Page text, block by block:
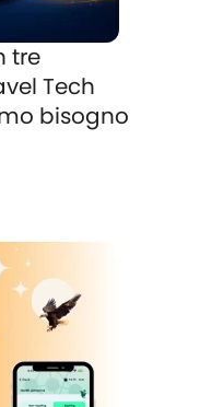
tre
Tech
bisogno